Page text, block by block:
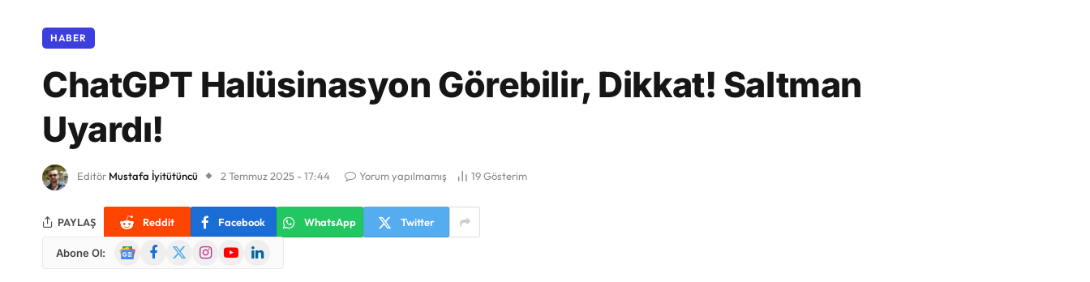
HABER
ChatGPT Halüsinasyon Görebilir, Dikkat! Saltman
Uyardı!
Editör Mustafa İyitütüncü 2 Temmuz 2025 - 17:44 Yorum yapılmamış 19Gösterim
PAYLAŞ Reddit Facebook WhatsApp Twitter
Abone Ol:
GoogleFacebook
X
InstagramYouTubeLinkedIn